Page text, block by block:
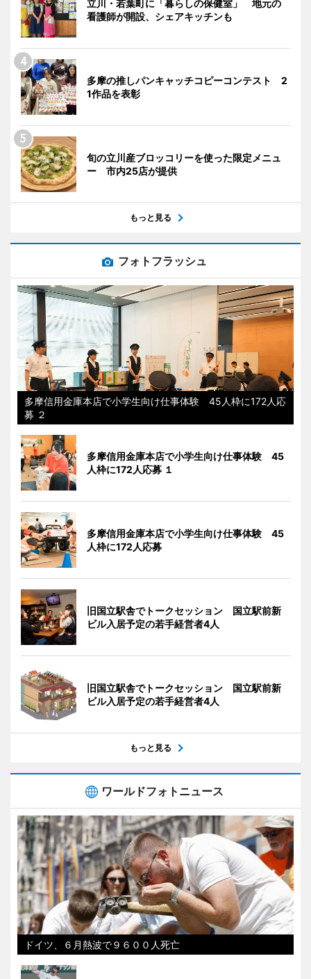
立川・若葉町に「暮らしの保健室」 地元の
看護師が開設、シェアキッチンも
多摩の推しパンキャッチコピーコンテスト 2
1作品を表彰
旬の立川産ブロッコリーを使った限定メニュ
ー 市内25店が提供
もっと見る
フォトフラッシュ
多摩信用金庫本店で小学生向け仕事体験 45人枠に172人応
募 ２
多摩信用金庫本店で小学生向け仕事体験 45
人枠に172人応募 １
多摩信用金庫本店で小学生向け仕事体験 45
人枠に172人応募
旧国立駅舎でトークセッション 国立駅前新
ビル入居予定の若手経営者4人
旧国立駅舎でトークセッション 国立駅前新
ビル入居予定の若手経営者4人
もっと見る
ワールドフォトニュース
ドイツ、６月熱波で９６００人死亡